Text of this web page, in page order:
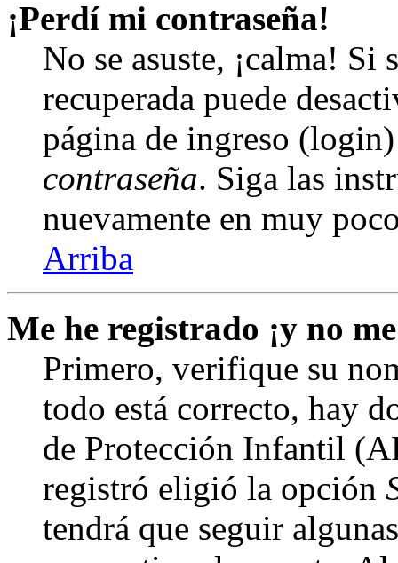
¡Perdí mi contraseña!
No se asuste, ¡calma! Si
recuperada puede
página de ingreso
contraseña. Siga las
nuevamente en muy
Arriba
Me he registrado ¡y no
Primero, verifique su
todo está correcto, hay
de Protección Infantil
registró eligió la opción
tendrá que seguir